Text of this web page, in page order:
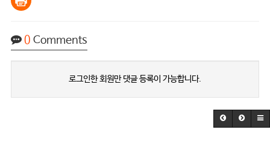
0 Comments
로그인한 회원만 댓글 등록이 가능합니다.